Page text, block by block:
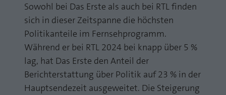
Sowohl bei Das Erste als auch bei RTL finden
sich in dieser Zeitspanne die höchsten
Politikanteile im Fernsehprogramm.
Während er bei RTL 2024 bei knapp über 5 %
lag, hat Das Erste den Anteil der
Berichterstattung über Politik auf 23 % in der
Hauptsendezeit ausgeweitet. Die Steigerung
Zweck PHPs Standard Sitzungs Identifikation
Laufzeit 1 Jahr
Zweck
Cookie von AT INTERNET zur Steuerung der
erweiterten Script- und Ereignisbehandlung